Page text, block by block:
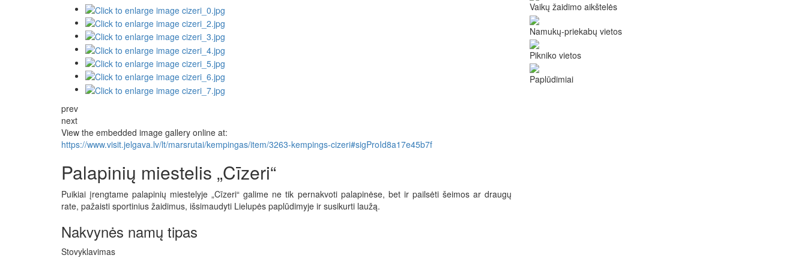
prev
next
View the embedded image gallery online at:
https://www.visit.jelgava.lv/lt/marsrutai/kempingas/item/3263-kempings-cizeri#sigProId8a17e45b7f
Palapinių miestelis „Cīzeri“
Puikiai įrengtame palapinių miestelyje „Cīzeri“ galime ne tik pernakvoti palapinėse, bet ir pailsėti šeimos ar draugų
rate, pažaisti sportinius žaidimus, išsimaudyti Lielupės paplūdimyje ir susikurti laužą.
Nakvynės namų tipas
Stovyklavimas
Vaikų žaidimo aikštelės
Namukų-priekabų vietos
Pikniko vietos
Paplūdimiai